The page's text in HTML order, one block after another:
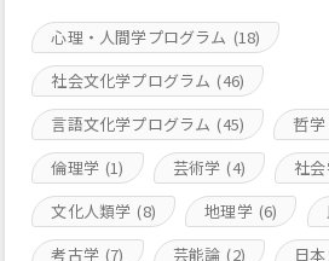
心理・人間学プログラム (18)
社会文化学プログラム (46)
言語文化学プログラム (45) 哲学
倫理学 (1) 芸術学 (4) 社
文化人類学 (8) 地理学 (6)
考古学 (7) 芸能論 (2) 日